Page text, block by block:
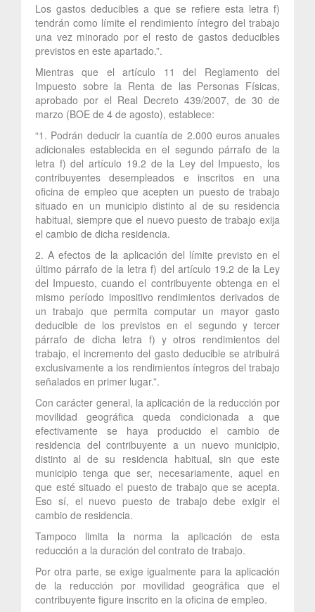
Los gastos deducibles a que se refiere esta letra f)
tendrán como límite el rendimiento íntegro del trabajo
una vez minorado por el resto de gastos deducibles
previstos en este apartado.”.
Mientras que el artículo 11 del Reglamento del
Impuesto sobre la Renta de las Personas Físicas,
aprobado por el Real Decreto 439/2007, de 30 de
marzo (BOE de 4 de agosto), establece:
“1. Podrán deducir la cuantía de 2.000 euros anuales
adicionales establecida en el segundo párrafo de la
letra f) del artículo 19.2 de la Ley del Impuesto, los
contribuyentes desempleados e inscritos en una
oficina de empleo que acepten un puesto de trabajo
situado en un municipio distinto al de su residencia
habitual, siempre que el nuevo puesto de trabajo exija
el cambio de dicha residencia.
2. A efectos de la aplicación del límite previsto en el
último párrafo de la letra f) del artículo 19.2 de la Ley
del Impuesto, cuando el contribuyente obtenga en el
mismo período impositivo rendimientos derivados de
un trabajo que permita computar un mayor gasto
deducible de los previstos en el segundo y tercer
párrafo de dicha letra f) y otros rendimientos del
trabajo, el incremento del gasto deducible se atribuirá
exclusivamente a los rendimientos íntegros del trabajo
señalados en primer lugar.”.
Con carácter general, la aplicación de la reducción por
movilidad geográfica queda condicionada a que
efectivamente se haya producido el cambio de
residencia del contribuyente a un nuevo municipio,
distinto al de su residencia habitual, sin que este
municipio tenga que ser, necesariamente, aquel en
que esté situado el puesto de trabajo que se acepta.
Eso sí, el nuevo puesto de trabajo debe exigir el
cambio de residencia.
Tampoco limita la norma la aplicación de esta
reducción a la duración del contrato de trabajo.
Por otra parte, se exige igualmente para la aplicación
de la reducción por movilidad geográfica que el
contribuyente figure inscrito en la oficina de empleo.